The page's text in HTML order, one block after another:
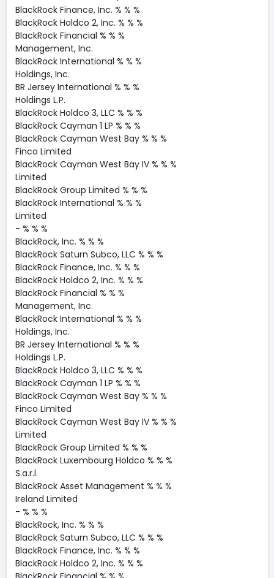
BlackRock Finance, Inc. % % %
BlackRock Holdco 2, Inc. % % %
BlackRock Financial % % %
Management, Inc.
BlackRock International % % %
Holdings, Inc.
BR Jersey International % % %
Holdings L.P.
BlackRock Holdco 3, LLC % % %
BlackRock Cayman 1 LP % % %
BlackRock Cayman West Bay % % %
Finco Limited
BlackRock Cayman West Bay IV % % %
Limited
BlackRock Group Limited % % %
BlackRock International % % %
Limited
- % % %
BlackRock, Inc. % % %
BlackRock Saturn Subco, LLC % % %
BlackRock Finance, Inc. % % %
BlackRock Holdco 2, Inc. % % %
BlackRock Financial % % %
Management, Inc.
BlackRock International % % %
Holdings, Inc.
BR Jersey International % % %
Holdings L.P.
BlackRock Holdco 3, LLC % % %
BlackRock Cayman 1 LP % % %
BlackRock Cayman West Bay % % %
Finco Limited
BlackRock Cayman West Bay IV % % %
Limited
BlackRock Group Limited % % %
BlackRock Luxembourg Holdco % % %
S.a.r.l.
BlackRock Asset Management % % %
Ireland Limited
- % % %
BlackRock, Inc. % % %
BlackRock Saturn Subco, LLC % % %
BlackRock Finance, Inc. % % %
BlackRock Holdco 2, Inc. % % %